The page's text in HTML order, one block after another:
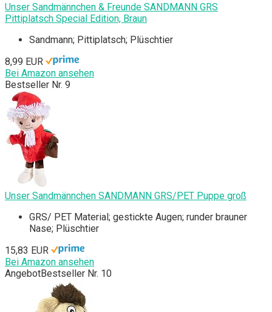
Unser Sandmännchen & Freunde SANDMANN GRS
Pittiplatsch Special Edition, Braun
Sandmann; Pittiplatsch; Plüschtier
8,99 EUR
Bei Amazon ansehen
Bestseller Nr. 9
Unser Sandmännchen SANDMANN GRS/PET Puppe groß
GRS/ PET Material; gestickte Augen; runder brauner
Nase; Plüschtier
15,83 EUR
Bei Amazon ansehen
AngebotBestseller Nr. 10